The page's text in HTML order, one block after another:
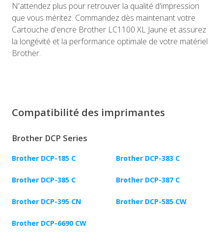
N'attendez plus pour retrouver la qualité d'impression
que vous méritez. Commandez dès maintenant votre
Cartouche d'encre Brother LC1100 XL Jaune et assurez
la longévité et la performance optimale de votre matériel
Brother.
Compatibilité des imprimantes
Brother DCP Series
Brother DCP-185 C Brother DCP-383 C
Brother DCP-385 C Brother DCP-387 C
Brother DCP-395 CN Brother DCP-585 CW
Brother DCP-6690 CW